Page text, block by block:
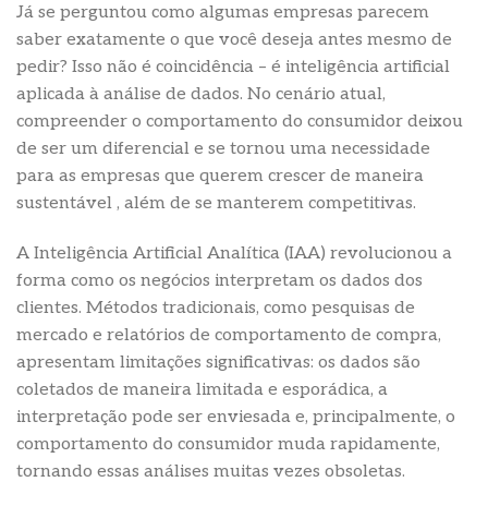
Já se perguntou como algumas empresas parecem
saber exatamente o que você deseja antes mesmo de
pedir? Isso não é coincidência – é inteligência artificial
aplicada à análise de dados. No cenário atual,
compreender o comportamento do consumidor deixou
de ser um diferencial e se tornou uma necessidade
para as empresas que querem crescer de maneira
sustentável , além de se manterem competitivas.
A Inteligência Artificial Analítica (IAA) revolucionou a
forma como os negócios interpretam os dados dos
clientes. Métodos tradicionais, como pesquisas de
mercado e relatórios de comportamento de compra,
apresentam limitações significativas: os dados são
coletados de maneira limitada e esporádica, a
interpretação pode ser enviesada e, principalmente, o
comportamento do consumidor muda rapidamente,
tornando essas análises muitas vezes obsoletas.